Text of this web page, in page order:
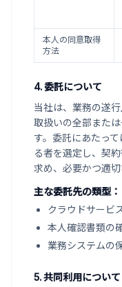
本人の同意取得
方法
4. 委託について
当社は、業務の遂
取扱いの全部また
す。委託にあたっ
る者を選定し、契
求め、必要かつ適切
主な委託先の類型：
クラウドサービ
本人確認書類の
業務システムの
5. 共同利用について